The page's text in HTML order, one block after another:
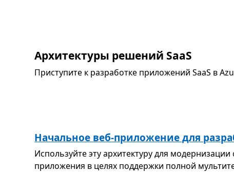
Архитектуры решений SaaS
Приступите к разработке приложений SaaS в
Начальное веб-приложение для
Используйте эту архитектуру для
приложения в целях поддержки полной